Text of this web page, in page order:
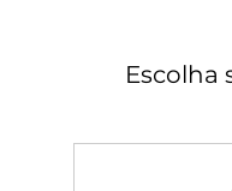
Escolha